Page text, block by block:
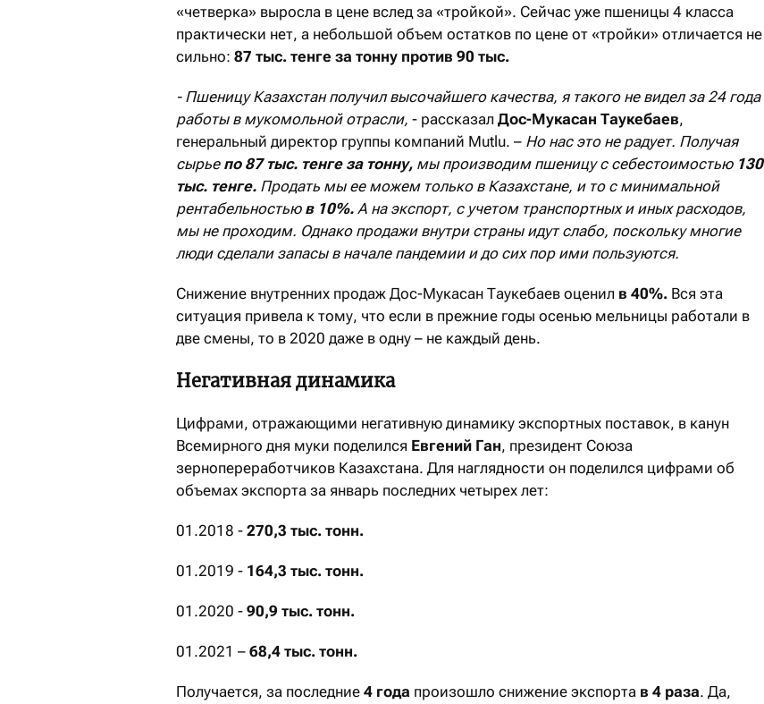
«четверка» выросла в цене вслед за «тройкой». Сейчас уже пшеницы 4 класса
практически нет, а небольшой объем остатков по цене от «тройки» отличается не
сильно: 87 тыс. тенге за тонну против 90 тыс.
- Пшеницу Казахстан получил высочайшего качества, я такого не видел за 24 года
работы в мукомольной отрасли, - рассказал Дос-Мукасан Таукебаев,
генеральный директор группы компаний Mutlu. – Но нас это не радует. Получая
сырье по 87 тыс. тенге за тонну, мы производим пшеницу с себестоимостью 130
тыс. тенге. Продать мы ее можем только в Казахстане, и то с минимальной
рентабельностью в 10%. А на экспорт, с учетом транспортных и иных расходов,
мы не проходим. Однако продажи внутри страны идут слабо, поскольку многие
люди сделали запасы в начале пандемии и до сих пор ими пользуются.
Снижение внутренних продаж Дос-Мукасан Таукебаев оценил в 40%. Вся эта
ситуация привела к тому, что если в прежние годы осенью мельницы работали в
две смены, то в 2020 даже в одну – не каждый день.
Негативная динамика
Цифрами, отражающими негативную динамику экспортных поставок, в канун
Всемирного дня муки поделился Евгений Ган, президент Союза
зернопереработчиков Казахстана. Для наглядности он поделился цифрами об
объемах экспорта за январь последних четырех лет:
01.2018 - 270,3 тыс. тонн.
01.2019 - 164,3 тыс. тонн.
01.2020 - 90,9 тыс. тонн.
01.2021 – 68,4 тыс. тонн.
Получается, за последние 4 года произошло снижение экспорта в 4 раза. Да,